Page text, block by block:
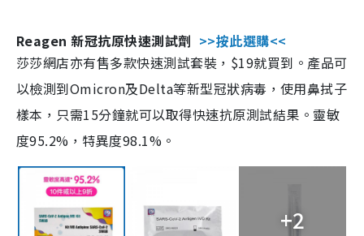
Reagen 新冠抗原快速測試劑 >>按此選購<<
莎莎網店亦有售多款快速測試套裝，$19就買到。產品可
以檢測到Omicron及Delta等新型冠狀病毒，使用鼻拭子
樣本，只需15分鐘就可以取得快速抗原測試結果。靈敏
度95.2%，特異度98.1%。
+2